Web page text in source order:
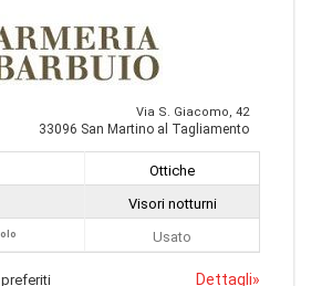
Via S. Giacomo, 42
33096 San Martino al Tagliamento
Ottiche
Visori notturni
Usato
Dettagli»